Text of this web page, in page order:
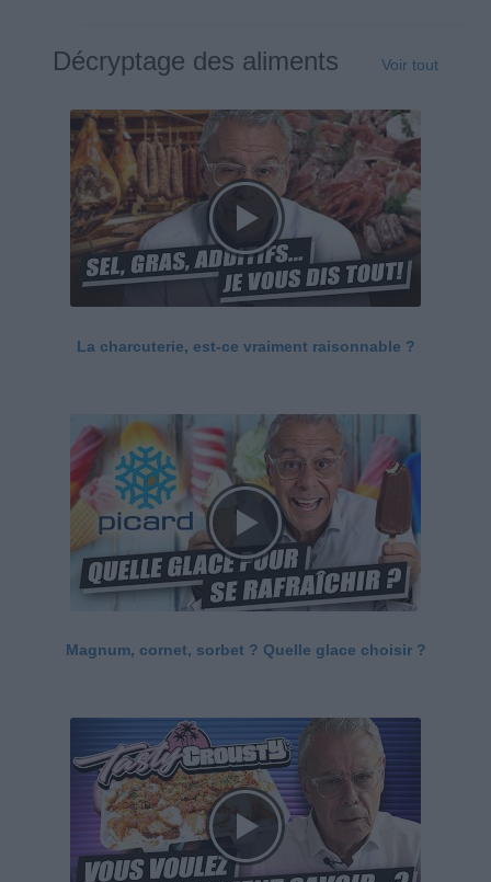
Décryptage des aliments Voir tout
La charcuterie, est-ce vraiment raisonnable ?
Magnum, cornet, sorbet ? Quelle glace choisir ?